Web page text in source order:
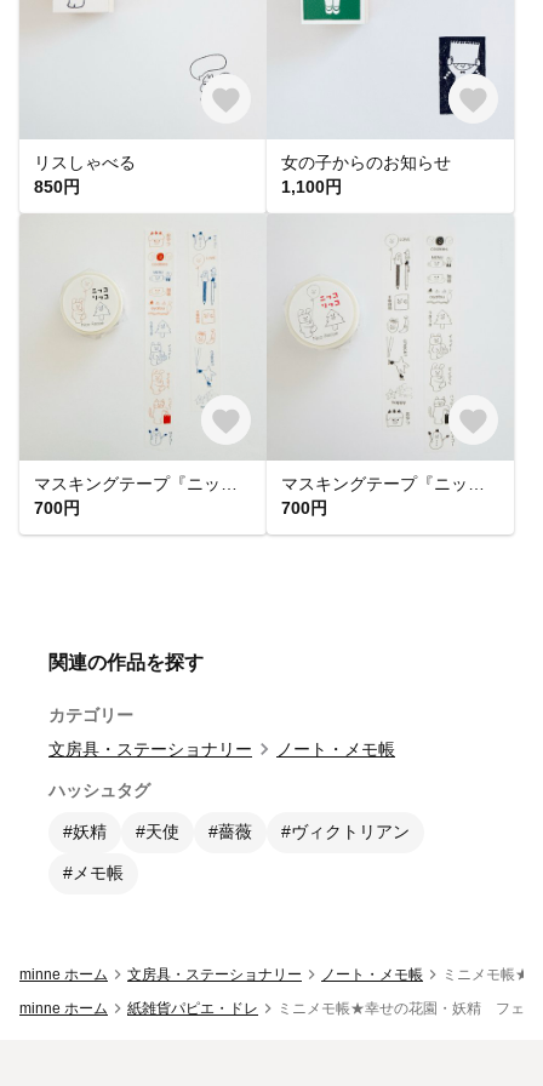
リスしゃべる
850円
女の子からのお知らせ
1,100円
700円
700円
関連の作品を探す
カテゴリー
文房具・ステーショナリー
ノート・メモ帳
ハッシュタグ
#妖精 #天使 #薔薇 #ヴィクトリアン
#メモ帳
minne ホーム 文房具・ステーショナリー ノート・メモ帳
ミニメモ帳★
minne ホーム
紙雑貨パピエ・ドレ ミニメモ帳★幸せの花園・妖精 フェ